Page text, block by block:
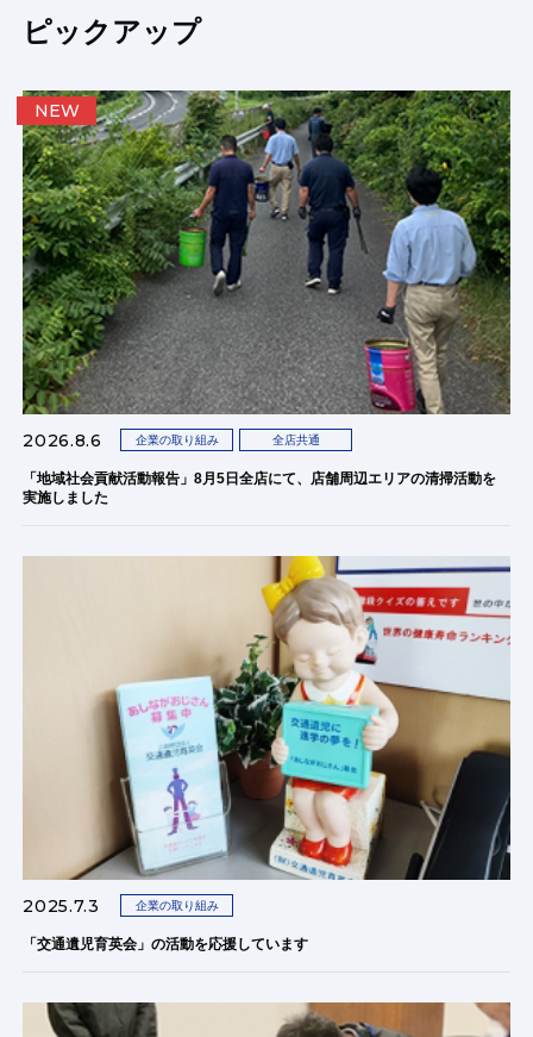
ピックアップ
2026.8.6 企業の取り組み 全店共通
「地域社会貢献活動報告」8月5日全店にて、店舗周辺エリアの清掃活動を
実施しました
NEW
2025.7.3 企業の取り組み
「交通遺児育英会」の活動を応援しています